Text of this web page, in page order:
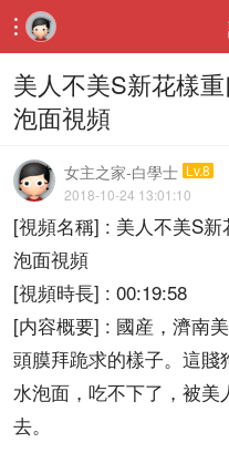

美人不美S新花樣
泡面視頻
女主之家-白學士 Lv.8
2018-10-24 13:01:10
[視頻名稱] : 美人不美S
泡面視頻
[視頻時長] : 00:19:58
[内容概要] : 國産，濟南
頭膜拜跪求的樣子。這
水泡面，吃不下了，被
去。